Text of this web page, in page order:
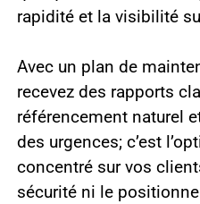
rapidité et la visibilité
Avec un plan de
recevez des rapports
référencement naturel
des urgences; c’est
concentré sur vos
sécurité ni le